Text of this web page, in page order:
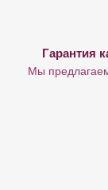
Гарантия
Мы